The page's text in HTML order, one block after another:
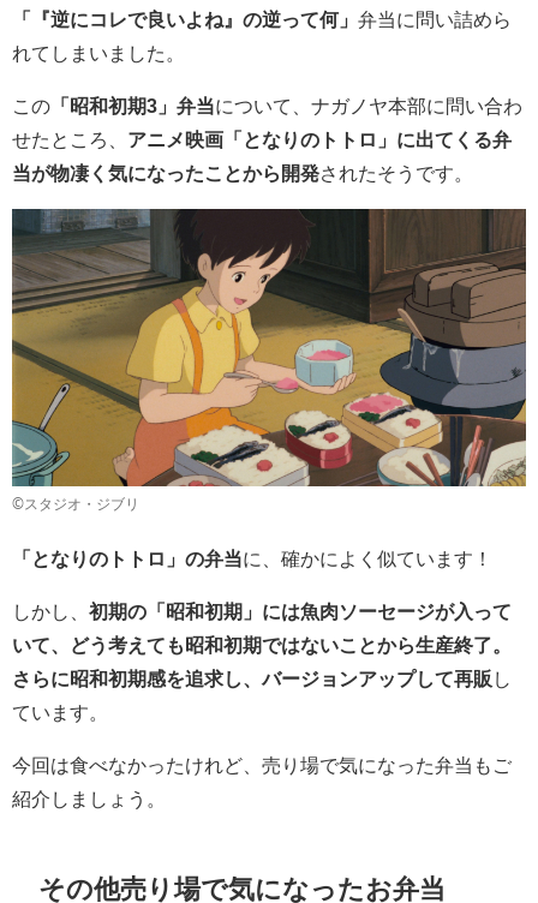
「『逆にコレで良いよね』の逆って何」 弁当に問い詰めら
れてしまいました。
この 「昭和初期3」弁当について、ナガノヤ本部に問い合わ
せたところ、 アニメ映画「となりのトトロ」に出てくる弁
当が物凄く気になったことから開発されたそうです。
©️スタジオ・ジブリ
「となりのトトロ」の弁当に、確かによく似ています！
しかし、 初期の「昭和初期」には魚肉ソーセージが入って
いて、どう考えても昭和初期ではないことから生産終了。
さらに昭和初期感を追求し、バージョンアップして再販 し
ています。
今回は食べなかったけれど、売り場で気になった弁当もご
紹介しましょう。
その他売り場で気になったお弁当